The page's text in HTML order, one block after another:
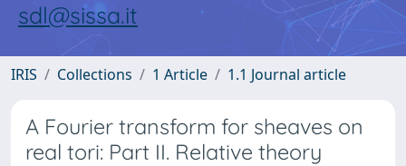
sdl@sissa.it
IRIS Collections 1 Article 1.1 Journal article
A Fourier transform for sheaves on
real tori: Part II. Relative theory